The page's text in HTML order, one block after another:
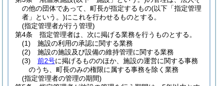
の他の団体であって、町長が指定するもの(以下「指定管理
者」という。)にこれを行わせるものとする。
(指定管理者が行う管理)
第4条
指定管理者は、次に掲げる業務を行うものとする。
(1)
施設の利用の承認に関する業務
(2)
施設の施設及び設備の維持管理に関する業務
(3)
前2号に掲げるもののほか、施設の運営に関する事務
のうち、町長のみの権限に属する事務を除く業務
(指定管理者の管理の期間)